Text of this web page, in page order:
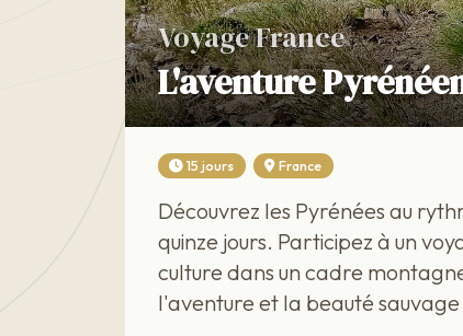
Voyage France
L'aventure
15 jours France
Découvrez les Pyrénées au
quinze jours. Participez à un
culture dans un cadre
l'aventure et la beauté